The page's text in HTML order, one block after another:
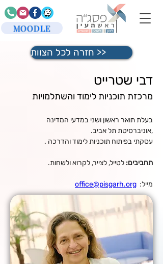
MOODLE
חזרה לכל הצוות >>
דבי שטרייט
מרכזת תוכניות לימוד והשתלמויות
בעלת תואר ראשון ושני במדעי המדינה
,אוניברסיטת תל אביב.
עסקתי בפיתוח תוכניות לימוד והדרכה .
תחביבים: לטייל, לצייר, לקרוא ולשחות.
מייל: office@pisgarh.org